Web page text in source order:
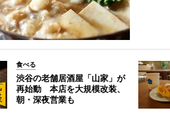
食べる
渋谷の老舗居酒屋「山家」が
再始動 本店を大規模改装、
朝・深夜営業も